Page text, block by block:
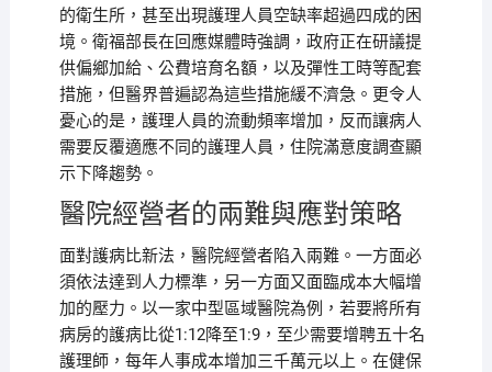
的衛生所，甚至出現護理人員空缺率超過四成的困
境。衛福部長在回應媒體時強調，政府正在研議提
供偏鄉加給、公費培育名額，以及彈性工時等配套
措施，但醫界普遍認為這些措施緩不濟急。更令人
憂心的是，護理人員的流動頻率增加，反而讓病人
需要反覆適應不同的護理人員，住院滿意度調查顯
示下降趨勢。
醫院經營者的兩難與應對策略
面對護病比新法，醫院經營者陷入兩難。一方面必
須依法達到人力標準，另一方面又面臨成本大幅增
加的壓力。以一家中型區域醫院為例，若要將所有
病房的護病比從1:12降至1:9，至少需要增聘五十名
護理師，每年人事成本增加三千萬元以上。在健保